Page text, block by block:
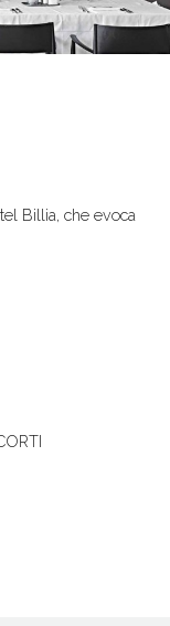
Billia, che evoca